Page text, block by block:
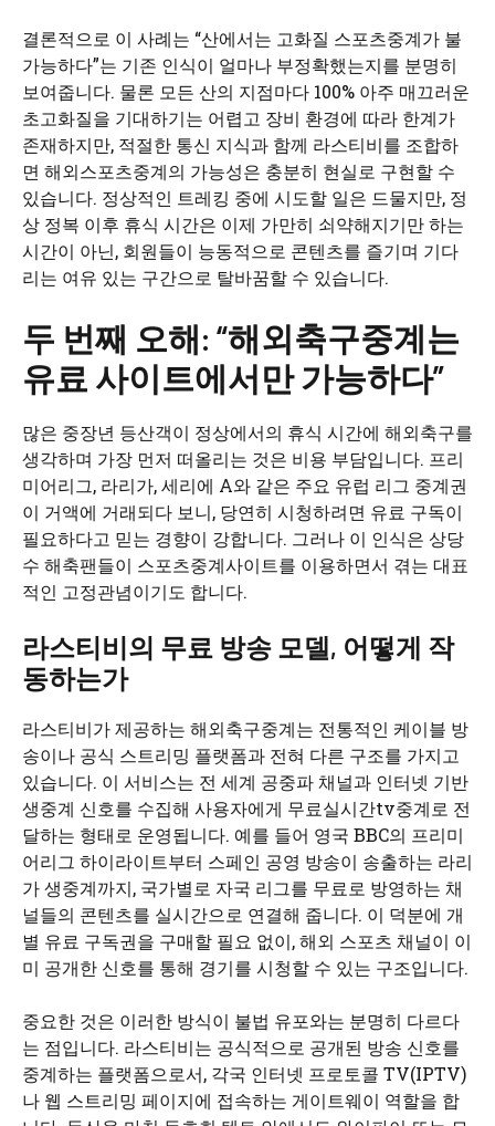
결론적으로 이 사례는 “산에서는 고화질 스포츠중계가 불
가능하다”는 기존 인식이 얼마나 부정확했는지를 분명히
보여줍니다. 물론 모든 산의 지점마다 100% 아주 매끄러운
초고화질을 기대하기는 어렵고 장비 환경에 따라 한계가
존재하지만, 적절한 통신 지식과 함께 라스티비를 조합하
면 해외스포츠중계의 가능성은 충분히 현실로 구현할 수
있습니다. 정상적인 트레킹 중에 시도할 일은 드물지만, 정
상 정복 이후 휴식 시간은 이제 가만히 쇠약해지기만 하는
시간이 아닌, 회원들이 능동적으로 콘텐츠를 즐기며 기다
리는 여유 있는 구간으로 탈바꿈할 수 있습니다.
두 번째 오해: “해외축구중계는
유료 사이트에서만 가능하다”
많은 중장년 등산객이 정상에서의 휴식 시간에 해외축구를
생각하며 가장 먼저 떠올리는 것은 비용 부담입니다. 프리
미어리그, 라리가, 세리에 A와 같은 주요 유럽 리그 중계권
이 거액에 거래되다 보니, 당연히 시청하려면 유료 구독이
필요하다고 믿는 경향이 강합니다. 그러나 이 인식은 상당
수 해축팬들이 스포츠중계사이트를 이용하면서 겪는 대표
적인 고정관념이기도 합니다.
라스티비의 무료 방송 모델, 어떻게 작
동하는가
라스티비가 제공하는 해외축구중계는 전통적인 케이블 방
송이나 공식 스트리밍 플랫폼과 전혀 다른 구조를 가지고
있습니다. 이 서비스는 전 세계 공중파 채널과 인터넷 기반
생중계 신호를 수집해 사용자에게 무료실시간tv중계로 전
달하는 형태로 운영됩니다. 예를 들어 영국 BBC의 프리미
어리그 하이라이트부터 스페인 공영 방송이 송출하는 라리
가 생중계까지, 국가별로 자국 리그를 무료로 방영하는 채
널들의 콘텐츠를 실시간으로 연결해 줍니다. 이 덕분에 개
별 유료 구독권을 구매할 필요 없이, 해외 스포츠 채널이 이
미 공개한 신호를 통해 경기를 시청할 수 있는 구조입니다.
중요한 것은 이러한 방식이 불법 유포와는 분명히 다르다
는 점입니다. 라스티비는 공식적으로 공개된 방송 신호를
중계하는 플랫폼으로서, 각국 인터넷 프로토콜 TV(IPTV)
나 웹 스트리밍 페이지에 접속하는 게이트웨이 역할을 합